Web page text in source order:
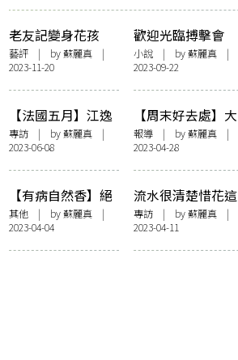
老友記變身花孩
子 放肆玩樂跳出
彩虹：記十八有藝
「身體年輪」
《一、二…二個
半》
藝評 | by蘇麗真 |
2023-11-20
歡迎光臨搏擊會
小說| by蘇麗真|
2023-09-22
【法國五月】江逸
天✕林嘉欣✕王榮
祿✕譚之卓《His
Temple》：月光
淨化人心，迷霧裡
靜候覺醒時刻
專訪 | by蘇麗真 |
2023-06-08
【周末好去處】大
館「BOOKED：香
港藝術書展」 行
為藝術、現場實驗
音樂表演創新猷
報導| by蘇麗真|
2023-04-28
【有病自然香】絕
處逢生的大腸癌：
高行健、張曉風、
楊德昌
其他 | by蘇麗真 |
2023-04-04
流水很清楚惜花這
個責任：訪《流水
落花》導演賈勝楓
專訪| by蘇麗真|
2023-04-11